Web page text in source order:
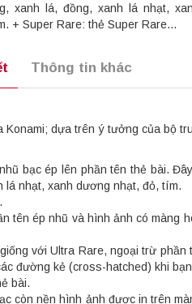
xanh lá, đồng, xanh lá nhạt,
+ Super Rare: thẻ Super Rare...
Thông tin khác
dựa trên ý tưởng của bộ
bạc ép lên phần tên thẻ bài.
lá nhạt, xanh dương nhạt, đỏ, tím.
ép nhũ và hình ảnh có màng
với Ultra Rare, ngoại trừ
đường kẻ (cross-hatched) khi
bài.
nền hình ảnh được in trên